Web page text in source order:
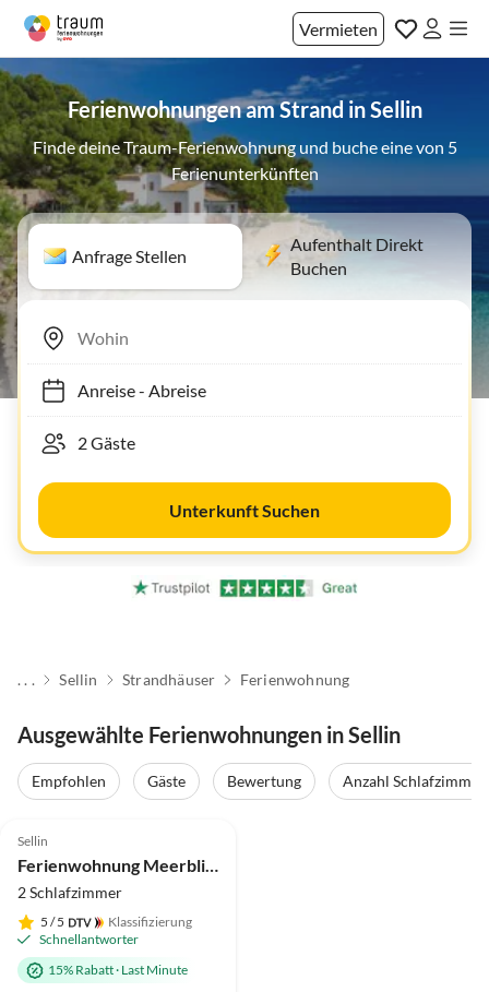
Vermieten
Ferienwohnungen am Strand in Sellin
Finde deine Traum-Ferienwohnung und buche eine von 5
Ferienunterkünften
Anfrage Stellen
Aufenthalt Direkt
Buchen
Anreise- Abreise
Unterkunft Suchen
. . . Sellin Strandhäuser Ferienwohnung
Ausgewählte Ferienwohnungen in Sellin
Empfohlen Gäste Bewertung Anzahl Schlafzimmer
Top-Inserat
Sellin
Ferienwohnung Meerblick&SPA
2 Schlafzimmer
5 / 5
Klassifizierung
Schnellantworter
15% Rabatt· Last Minute